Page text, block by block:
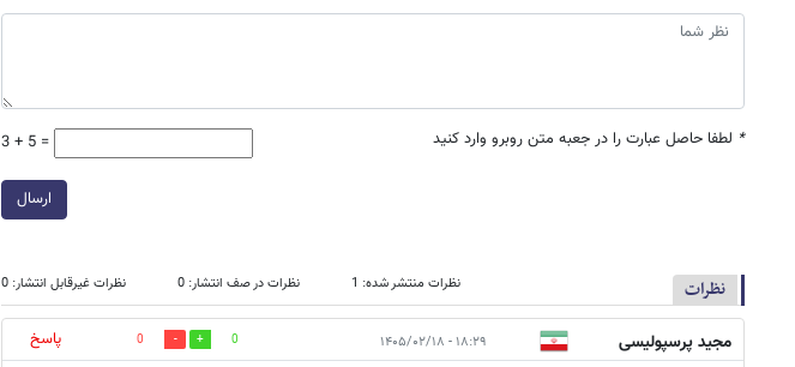
* لطفا حاصل عبارت را در جعبه متن روبرو وارد کنید 3 + 5 =
ارسال
نظرات نظرات منتشر شده: 1 نظرات در صف انتشار: 0 نظرات غیرقابل انتشار: 0
مجید پرسپولیسی ۱۸:۲۹ - ۱۴۰۵/۰۲/۱۸ 0
0 پاسخ